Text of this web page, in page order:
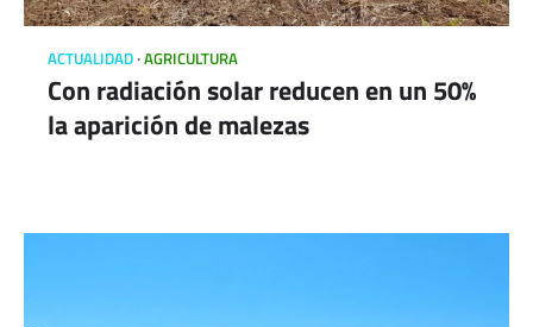
ACTUALIDAD AGRICULTURA
Con radiación solar reducen en un 50%
la aparición de malezas